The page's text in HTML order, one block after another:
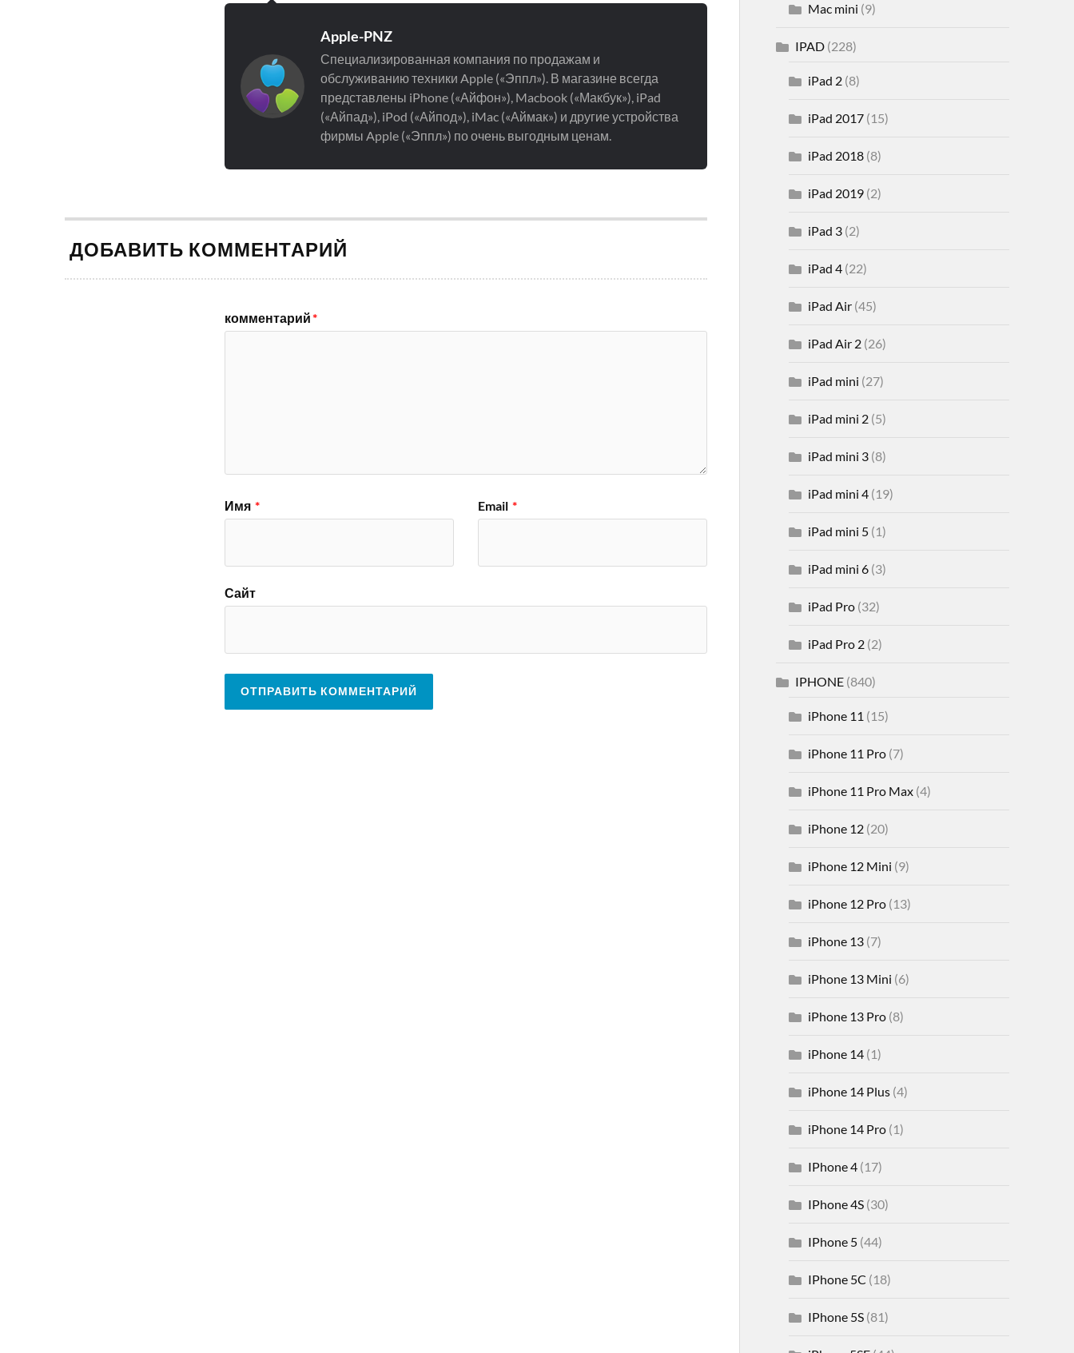
Apple-PNZ
Специализированная компания по продажам и
обслуживанию техники Apple («Эппл»). В магазине всегда
представлены iPhone («Айфон»), Macbook («Макбук»), iPad
(«Айпад»), iPod («Айпод»), iMac («Аймак») и другие устройства
фирмы Apple («Эппл») по очень выгодным ценам.
ДОБАВИТЬ КОММЕНТАРИЙ
комментарий*
Имя * Email *
Сайт
Mac mini (9)
IPAD(228)
iPad 2(8)
iPad 2017(15)
iPad 2018(8)
iPad 2019(2)
iPad 3(2)
iPad 4(22)
iPad Air(45)
iPad Air 2(26)
iPad mini (27)
iPad mini 2(5)
iPad mini 3(8)
iPad mini 4(19)
iPad mini 5(1)
iPad mini 6(3)
iPad Pro(32)
iPad Pro 2(2)
IPHONE(840)
iPhone 11 (15)
iPhone 11 Pro(7)
iPhone 11 Pro Max(4)
iPhone 12(20)
iPhone 12 Mini (9)
iPhone 12 Pro(13)
iPhone 13(7)
iPhone 13 Mini (6)
iPhone 13 Pro(8)
iPhone 14(1)
iPhone 14 Plus(4)
iPhone 14 Pro(1)
IPhone 4(17)
IPhone 4S(30)
IPhone 5(44)
IPhone 5C (18)
IPhone 5S(81)